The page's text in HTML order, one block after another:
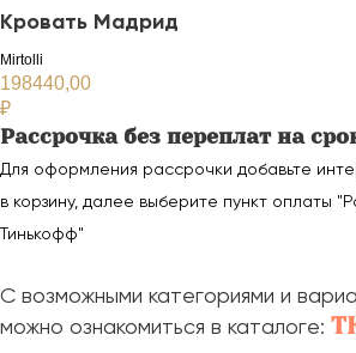
Кровать Мадрид
Mirtolli
198440,00
₽
Рассрочка без переплат на
Для оформления рассрочки добавьте
в корзину, далее выберите пункт оплаты
Тинькофф"
С возможными категориями и
можно ознакомиться в каталоге: